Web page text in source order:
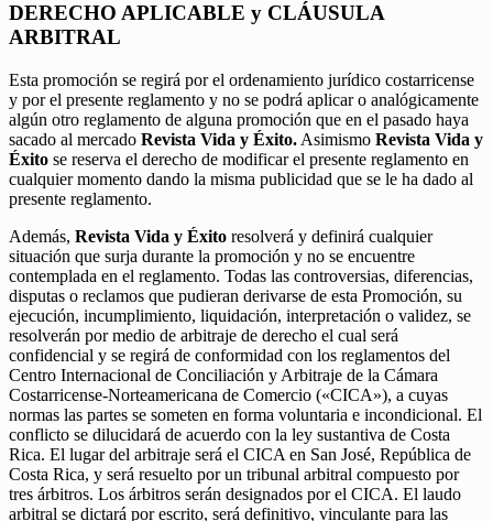
DERECHO APLICABLE y CLÁUSULA
ARBITRAL
Esta promoción se regirá por el ordenamiento jurídico costarricense
y por el presente reglamento y no se podrá aplicar o analógicamente
algún otro reglamento de alguna promoción que en el pasado haya
sacado al mercado Revista Vida y Éxito. Asimismo Revista Vida y
Éxito se reserva el derecho de modificar el presente reglamento en
cualquier momento dando la misma publicidad que se le ha dado al
presente reglamento.
Además, Revista Vida y Éxito resolverá y definirá cualquier
situación que surja durante la promoción y no se encuentre
contemplada en el reglamento. Todas las controversias, diferencias,
disputas o reclamos que pudieran derivarse de esta Promoción, su
ejecución, incumplimiento, liquidación, interpretación o validez, se
resolverán por medio de arbitraje de derecho el cual será
confidencial y se regirá de conformidad con los reglamentos del
Centro Internacional de Conciliación y Arbitraje de la Cámara
Costarricense-Norteamericana de Comercio («CICA»), a cuyas
normas las partes se someten en forma voluntaria e incondicional. El
conflicto se dilucidará de acuerdo con la ley sustantiva de Costa
Rica. El lugar del arbitraje será el CICA en San José, República de
Costa Rica, y será resuelto por un tribunal arbitral compuesto por
tres árbitros. Los árbitros serán designados por el CICA. El laudo
arbitral se dictará por escrito, será definitivo, vinculante para las